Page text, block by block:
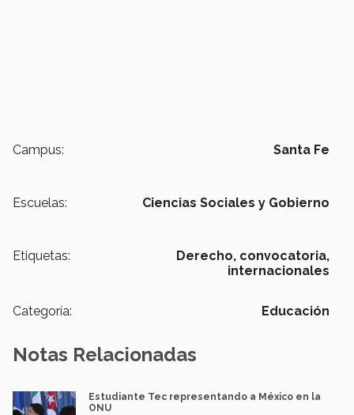
Campus: Santa Fe
Escuelas: Ciencias Sociales y Gobierno
Etiquetas: Derecho, convocatoria,
internacionales
Categoría: Educación
Notas Relacionadas
Estudiante Tec representando a México en la
ONU